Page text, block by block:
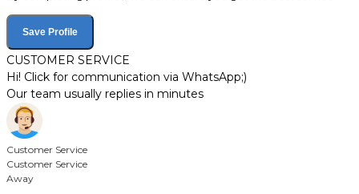
Save Profile
CUSTOMER SERVICE
Hi! Click for communication via WhatsApp;)
Our team usually replies in minutes
Customer Service
Customer Service
Away